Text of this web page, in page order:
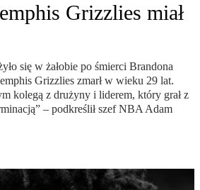
Grizzlies miał
się w żałobie po śmierci Brandona
Grizzlies zmarł w wieku 29 lat.
kolegą z drużyny i liderem, który grał z
– podkreślił szef NBA Adam